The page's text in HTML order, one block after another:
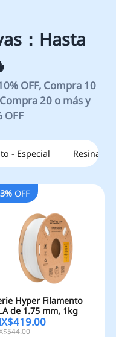
- Especial Resinas
OFF
Hyper Filamento
de 1.75 mm, 1kg
419.00